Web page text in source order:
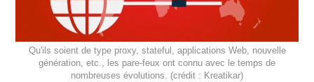
Qu'ils soient de type proxy, stateful, applications Web, nouvelle
génération, etc., les pare-feux ont connu avec le temps de
nombreuses évolutions. (crédit : Kreatikar)